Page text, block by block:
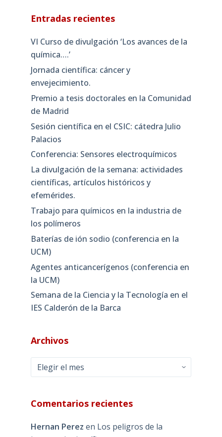
Entradas recientes
VI Curso de divulgación ‘Los avances de la
química….’
Jornada científica: cáncer y
envejecimiento.
Premio a tesis doctorales en la Comunidad
de Madrid
Sesión científica en el CSIC: cátedra Julio
Palacios
Conferencia: Sensores electroquímicos
La divulgación de la semana: actividades
científicas, artículos históricos y
efemérides.
Trabajo para químicos en la industria de
los polímeros
Baterías de ión sodio (conferencia en la
UCM)
Agentes anticancerígenos (conferencia en
la UCM)
Semana de la Ciencia y la Tecnología en el
IES Calderón de la Barca
Archivos
Archivos
Comentarios recientes
Hernan Perez en Los peligros de la